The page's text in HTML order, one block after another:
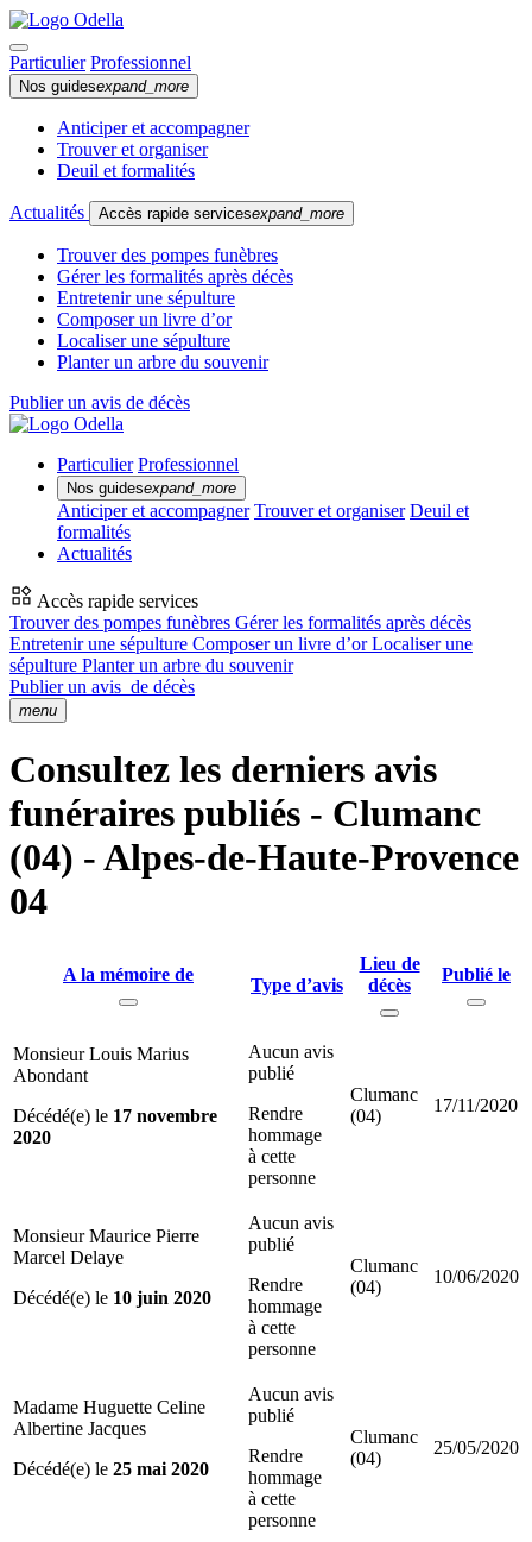
Particulier Professionnel
Nos guidesexpand_more
Anticiper et accompagner
Trouver et organiser
Deuil et formalités
Actualités Accès rapide servicesexpand_more
Trouver des pompes funèbres
Gérer les formalités après décès
Entretenir une sépulture
Composer un livre d’or
Localiser une sépulture
Planter un arbre du souvenir
Publier un avis de décès
Particulier Professionnel
Nos guidesexpand_more
Anticiper et accompagner Trouver et organiser Deuil et
formalités
Actualités
Accès rapide services
Trouver des pompes funèbres Gérer les formalités après décès
Entretenir une sépulture Composer un livre d’orLocaliser une
sépulture Planter un arbre du souvenir
Publier un avis de décès
menu
Consultez les derniers avis
funéraires publiés - Clumanc
(04) - Alpes-de-Haute-Provence
04
A la mémoire de
Type d’avis
Lieu de
décès
Publié le
Monsieur Louis Marius
Abondant
Décédé(e) le 17 novembre
2020
Aucun avis
publié
Rendre
hommage
à cette
personne
Clumanc
(04)
17/11/2020
Monsieur Maurice Pierre
Marcel Delaye
Décédé(e) le 10 juin 2020
Aucun avis
publié
Rendre
hommage
à cette
personne
Clumanc
(04)
10/06/2020
Madame Huguette Celine
Albertine Jacques
Décédé(e) le 25 mai 2020
Aucun avis
publié
Rendre
hommage
à cette
personne
Clumanc
(04)
25/05/2020